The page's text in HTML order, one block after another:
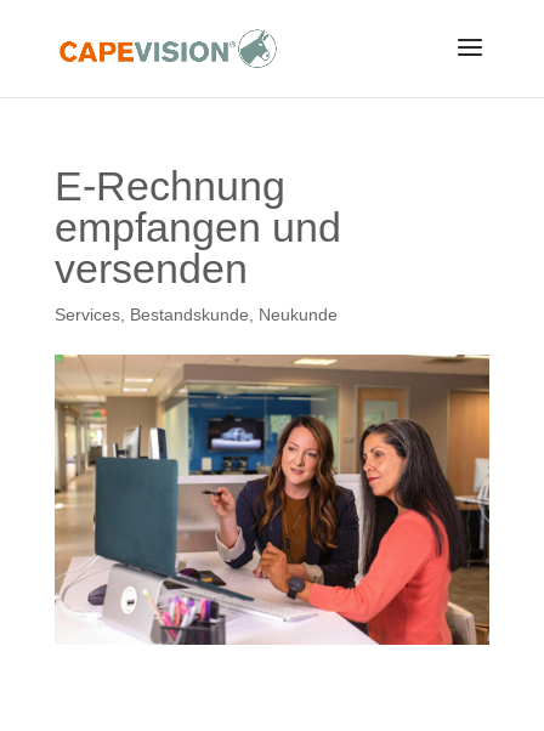
E-Rechnung
empfangen und
versenden
Services, Bestandskunde Neukunde